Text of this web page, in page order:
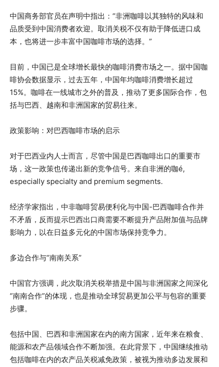
中国商务部官员在声明中指出：“非洲咖啡以其独特的风味和
品质受到中国消费者欢迎。取消关税不仅有助于降低进口成
本，也将进一步丰富中国咖啡市场的选择。”
目前，中国已是全球增长最快的咖啡消费市场之一。据中国咖
啡协会数据显示，过去五年，中国年均咖啡消费增长超过
15%。咖啡在一线城市之外的普及，推动了更多国际合作，包
括与巴西、越南和非洲国家的贸易往来。
政策影响：对巴西咖啡市场的启示
对于巴西业内人士而言，尽管中国是巴西咖啡出口的重要市
场，这一政策也传递出新的竞争信号。来自非洲的咖é,
especially specialty and premium segments.
经济学家指出，中非咖啡贸易便利化与中国-巴西咖啡合作并
不矛盾，反而提示巴西出口商需要不断提升产品附加值与品牌
影响力，以在日益多元化的中国市场保持竞争力。
多边合作与“南南关系”
中国官方强调，此次取消关税举措是中国与非洲国家之间深化
“南南合作”的体现，也是推动全球贸易更加公平与包容的重要
步骤。
包括中国、巴西和非洲国家在内的南方国家，近年来在粮食、
能源和农产品领域合作不断加强。在此背景下，中国继续推动
包括咖啡在内的农产品关税减免政策，被视为推动多边发展和